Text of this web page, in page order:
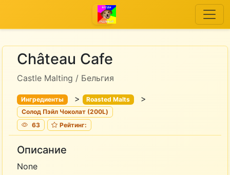
Château Cafe
Castle Malting / Бельгия
Ингредиенты > Roasted Malts >
Солод Пэйл Чоколат (200L)
63
Рейтинг:
Описание
None